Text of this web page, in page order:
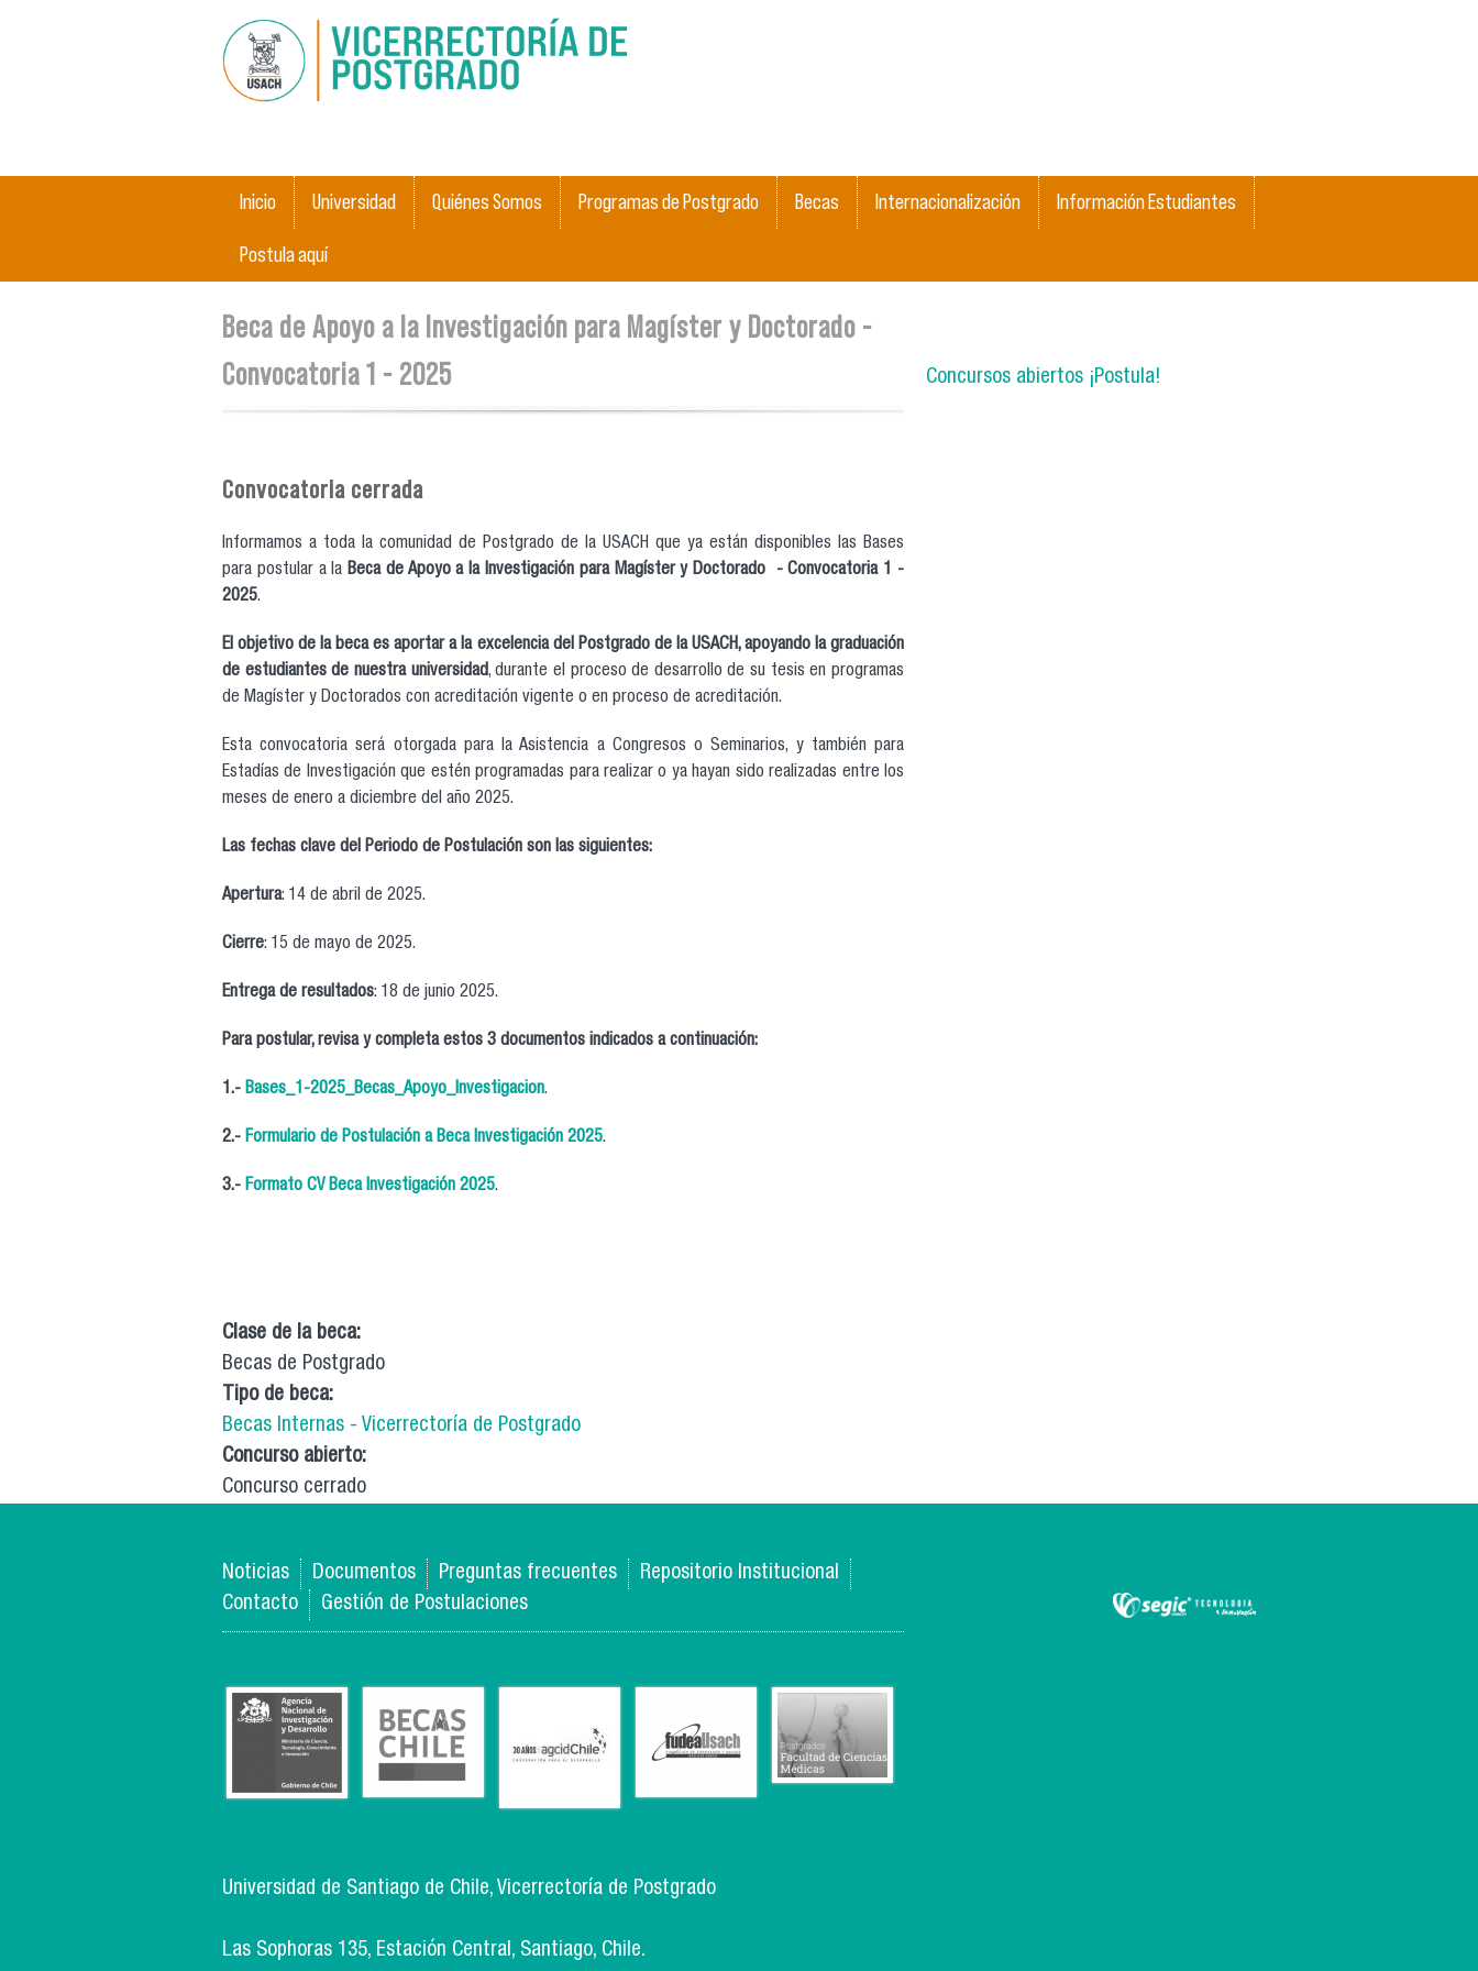
Menú principal
Inicio Universidad Quiénes Somos Programas de Postgrado Becas Internacionalización Información Estudiantes
Postula aquí
Se encuentra usted aquí
Beca de Apoyo a la Investigación para Magíster y Doctorado -
Convocatoria 1 - 2025
Convocatoria cerrada
Informamos a toda la comunidad de Postgrado de la USACH que ya están disponibles las Bases
para postular a laBeca de Apoyo a la Investigación para Magíster y Doctorado
- Convocatoria 1 -
2025.
El objetivo de la beca es aportar a la excelencia del Postgrado de la USACH, apoyando la graduación
de estudiantes de nuestra universidad, durante el proceso de desarrollo de su tesis en programas
de Magíster y Doctorados con acreditación vigente o en proceso de acreditación.
Esta convocatoria será otorgada para la Asistencia a Congresos o Seminarios, y también para
Estadías de Investigación que estén programadas para realizar o ya hayan sido realizadas entre los
meses de enero a diciembre del año 2025.
Las fechas clave del Periodo de Postulación son las siguientes:
Apertura: 14 de abril de 2025.
Cierre: 15 de mayo de 2025.
Entrega de resultados: 18 de junio 2025.
Para postular, revisa y completa estos 3 documentos indicados a continuación:
1.- Bases_1-2025_Becas_Apoyo_Investigacion.
2.- Formulario de Postulación a Beca Investigación 2025.
3.- Formato CV Beca Investigación 2025.
Clase de la beca:
Becas de Postgrado
Tipo de beca:
Becas Internas - Vicerrectoría de Postgrado
Concurso abierto:
Concurso cerrado
Concursos abiertos ¡Postula!
Noticias Documentos Preguntas frecuentes
Repositorio Institucional
Contacto
Gestión de Postulaciones
Universidad de Santiago de Chile, Vicerrectoría de Postgrado
Las Sophoras 135, Estación Central, Santiago, Chile.